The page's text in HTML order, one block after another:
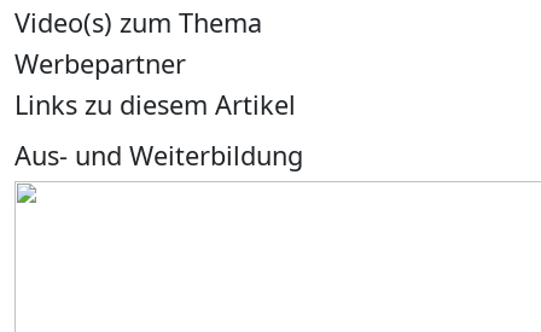
Video(s) zum Thema
Werbepartner
Links zu diesem Artikel
Aus- und Weiterbildung